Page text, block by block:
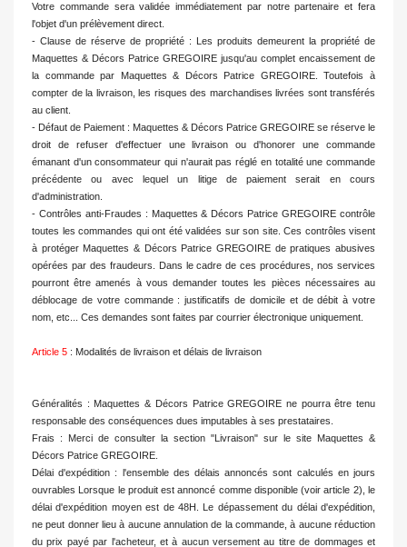
Votre commande sera validée immédiatement par notre partenaire et fera
l'objet d'un prélèvement direct.
- Clause de réserve de propriété : Les produits demeurent la propriété de
Maquettes & Décors Patrice GREGOIRE jusqu'au complet encaissement de
la commande par Maquettes & Décors Patrice GREGOIRE. Toutefois à
compter de la livraison, les risques des marchandises livrées sont transférés
au client.
- Défaut de Paiement : Maquettes & Décors Patrice GREGOIRE se réserve le
droit de refuser d'effectuer une livraison ou d'honorer une commande
émanant d'un consommateur qui n'aurait pas réglé en totalité une commande
précédente ou avec lequel un litige de paiement serait en cours
d'administration.
- Contrôles anti-Fraudes : Maquettes & Décors Patrice GREGOIRE contrôle
toutes les commandes qui ont été validées sur son site. Ces contrôles visent
à protéger Maquettes & Décors Patrice GREGOIRE de pratiques abusives
opérées par des fraudeurs. Dans le cadre de ces procédures, nos services
pourront être amenés à vous demander toutes les pièces nécessaires au
déblocage de votre commande : justificatifs de domicile et de débit à votre
nom, etc... Ces demandes sont faites par courrier électronique uniquement.
Article 5 : Modalités de livraison et délais de livraison
Généralités : Maquettes & Décors Patrice GREGOIRE ne pourra être tenu
responsable des conséquences dues imputables à ses prestataires.
Frais : Merci de consulter la section "Livraison" sur le site Maquettes &
Décors Patrice GREGOIRE.
Délai d'expédition : l'ensemble des délais annoncés sont calculés en jours
ouvrables Lorsque le produit est annoncé comme disponible (voir article 2), le
délai d'expédition moyen est de 48H. Le dépassement du délai d'expédition,
ne peut donner lieu à aucune annulation de la commande, à aucune réduction
du prix payé par l'acheteur, et à aucun versement au titre de dommages et